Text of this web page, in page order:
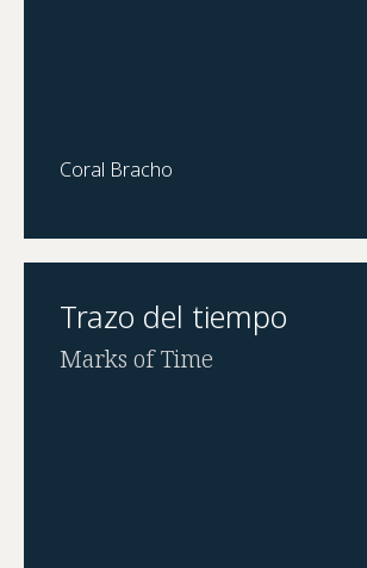
Coral Bracho
Trazo del tiempo
Marks of Time